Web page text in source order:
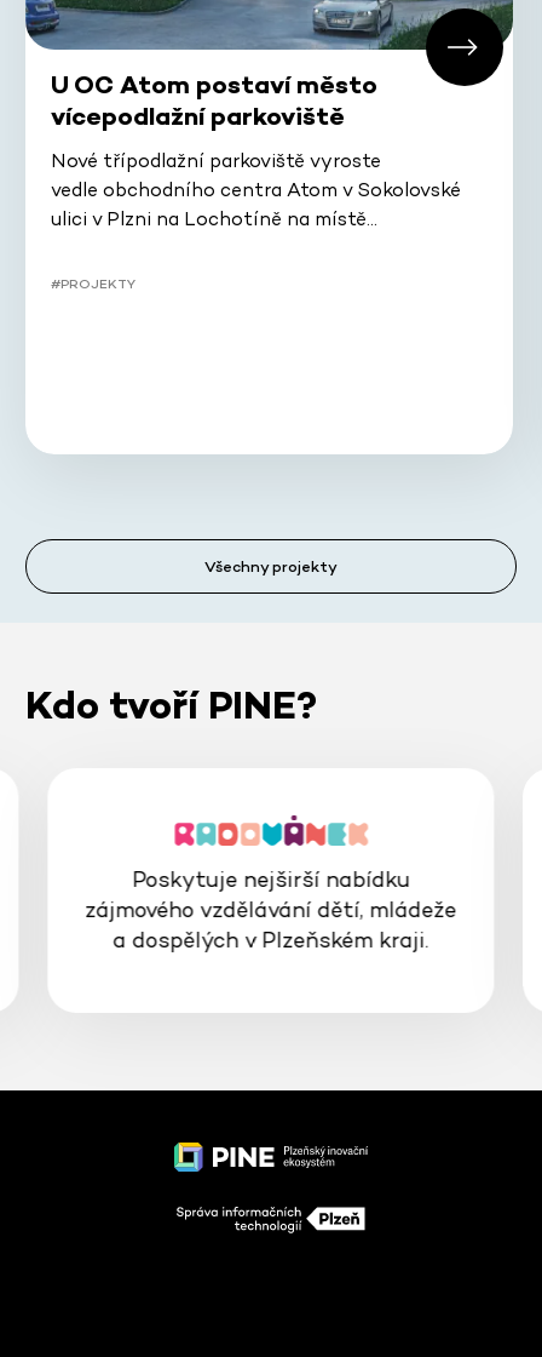
U OC Atom postaví město
vícepodlažní parkoviště
Nové třípodlažní parkoviště vyroste
vedle obchodního centra Atom v Sokolovské
ulici v Plzni na Lochotíně na místě…
#PROJEKTY
Všechny projekty
Kdo tvoří PINE?
Poskytuje nejširší nabídku
zájmového vzdělávání dětí, mládeže
a dospělých v Plzeňském kraji.